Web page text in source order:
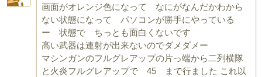
画面がオレンジ色になって なにがなんだかわから
ない状態になって パソコンが勝手にやっている
ー 状態で ちっとも面白くないです
高い武器は連射が出来ないのでダメダメー
マシンガンのフルグレアップの片っ端から二列横隊
と火炎フルグレアップで 45 まで行ました これ以